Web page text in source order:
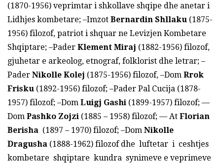
(1870-1956) veprimtar i shkollave shqipe dhe anetar i
Lidhjes kombetare; –Imzot Bernardin Shllaku (1875-
1956) filozof, patriot i shquar ne Levizjen Kombetare
Shqiptare; –Pader Klement Miraj (1882-1956) filozof,
gjuhetar e arkeolog, etnograf, folklorist dhe letrar; –
Pader Nikolle Kolej (1875-1956) filozof, –Dom Rrok
Frisku (1892-1956) filozof; –Pader Pal Cucija (1878-
1957) filozof; –Dom Luigj Gashi (1899-1957) filozof; —
Dom Pashko Zojzi (1885 – 1958) filozof; — At Florian
Berisha (1897 – 1970) filozof; –Dom Nikolle
Dragusha (1888-1962) filozof dhe luftetar i ceshtjes
kombetare shqiptare kundra synimeve e veprimeve